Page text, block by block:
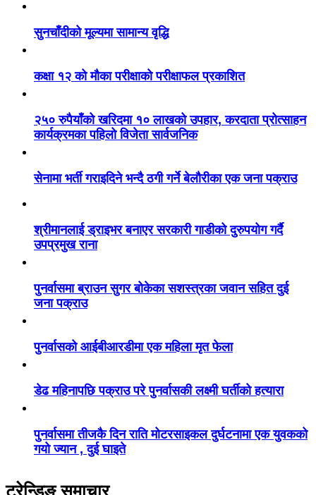
सुनचाँदीको मूल्यमा सामान्य वृद्धि
कक्षा १२ को मौका परीक्षाको परीक्षाफल प्रकाशित
२५० रुपैयाँको खरिदमा १० लाखको उपहार, करदाता प्रोत्साहन
कार्यक्रमका पहिलो विजेता सार्वजनिक
सेनामा भर्ती गराइदिने भन्दै ठगी गर्ने बेलौरीका एक जना पक्राउ
श्रीमानलाई ड्राइभर बनाएर सरकारी गाडीको दुरुपयोग गर्दै
उपप्रमुख राना
पुनर्वासमा ब्राउन सुगर बोकेका सशस्त्रका जवान सहित दुई
जना पक्राउ
पुनर्वासको आईबीआरडीमा एक महिला मृत फेला
डेढ महिनापछि पक्राउ परे पुनर्वासकी लक्ष्मी घर्तीको हत्यारा
पुनर्वासमा तीजकै दिन राति मोटरसाइकल दुर्घटनामा एक युवकको
गयो ज्यान , दुई घाइते
ट्रेन्डिङ समाचार